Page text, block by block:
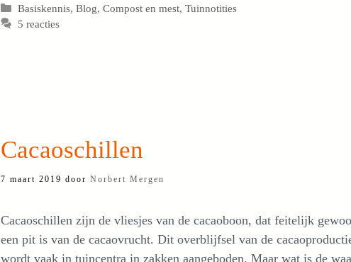
Categorieën
Basiskennis,Blog,Compost en mest,Tuinnotities
5 reacties
Cacaoschillen
7 maart 2019 door Norbert Mergen
Cacaoschillen zijn de vliesjes van de cacaoboon, dat feitelijk
een pit is van de cacaovrucht. Dit overblijfsel van de
wordt vaak in tuincentra in zakken aangeboden. Maar wat is de